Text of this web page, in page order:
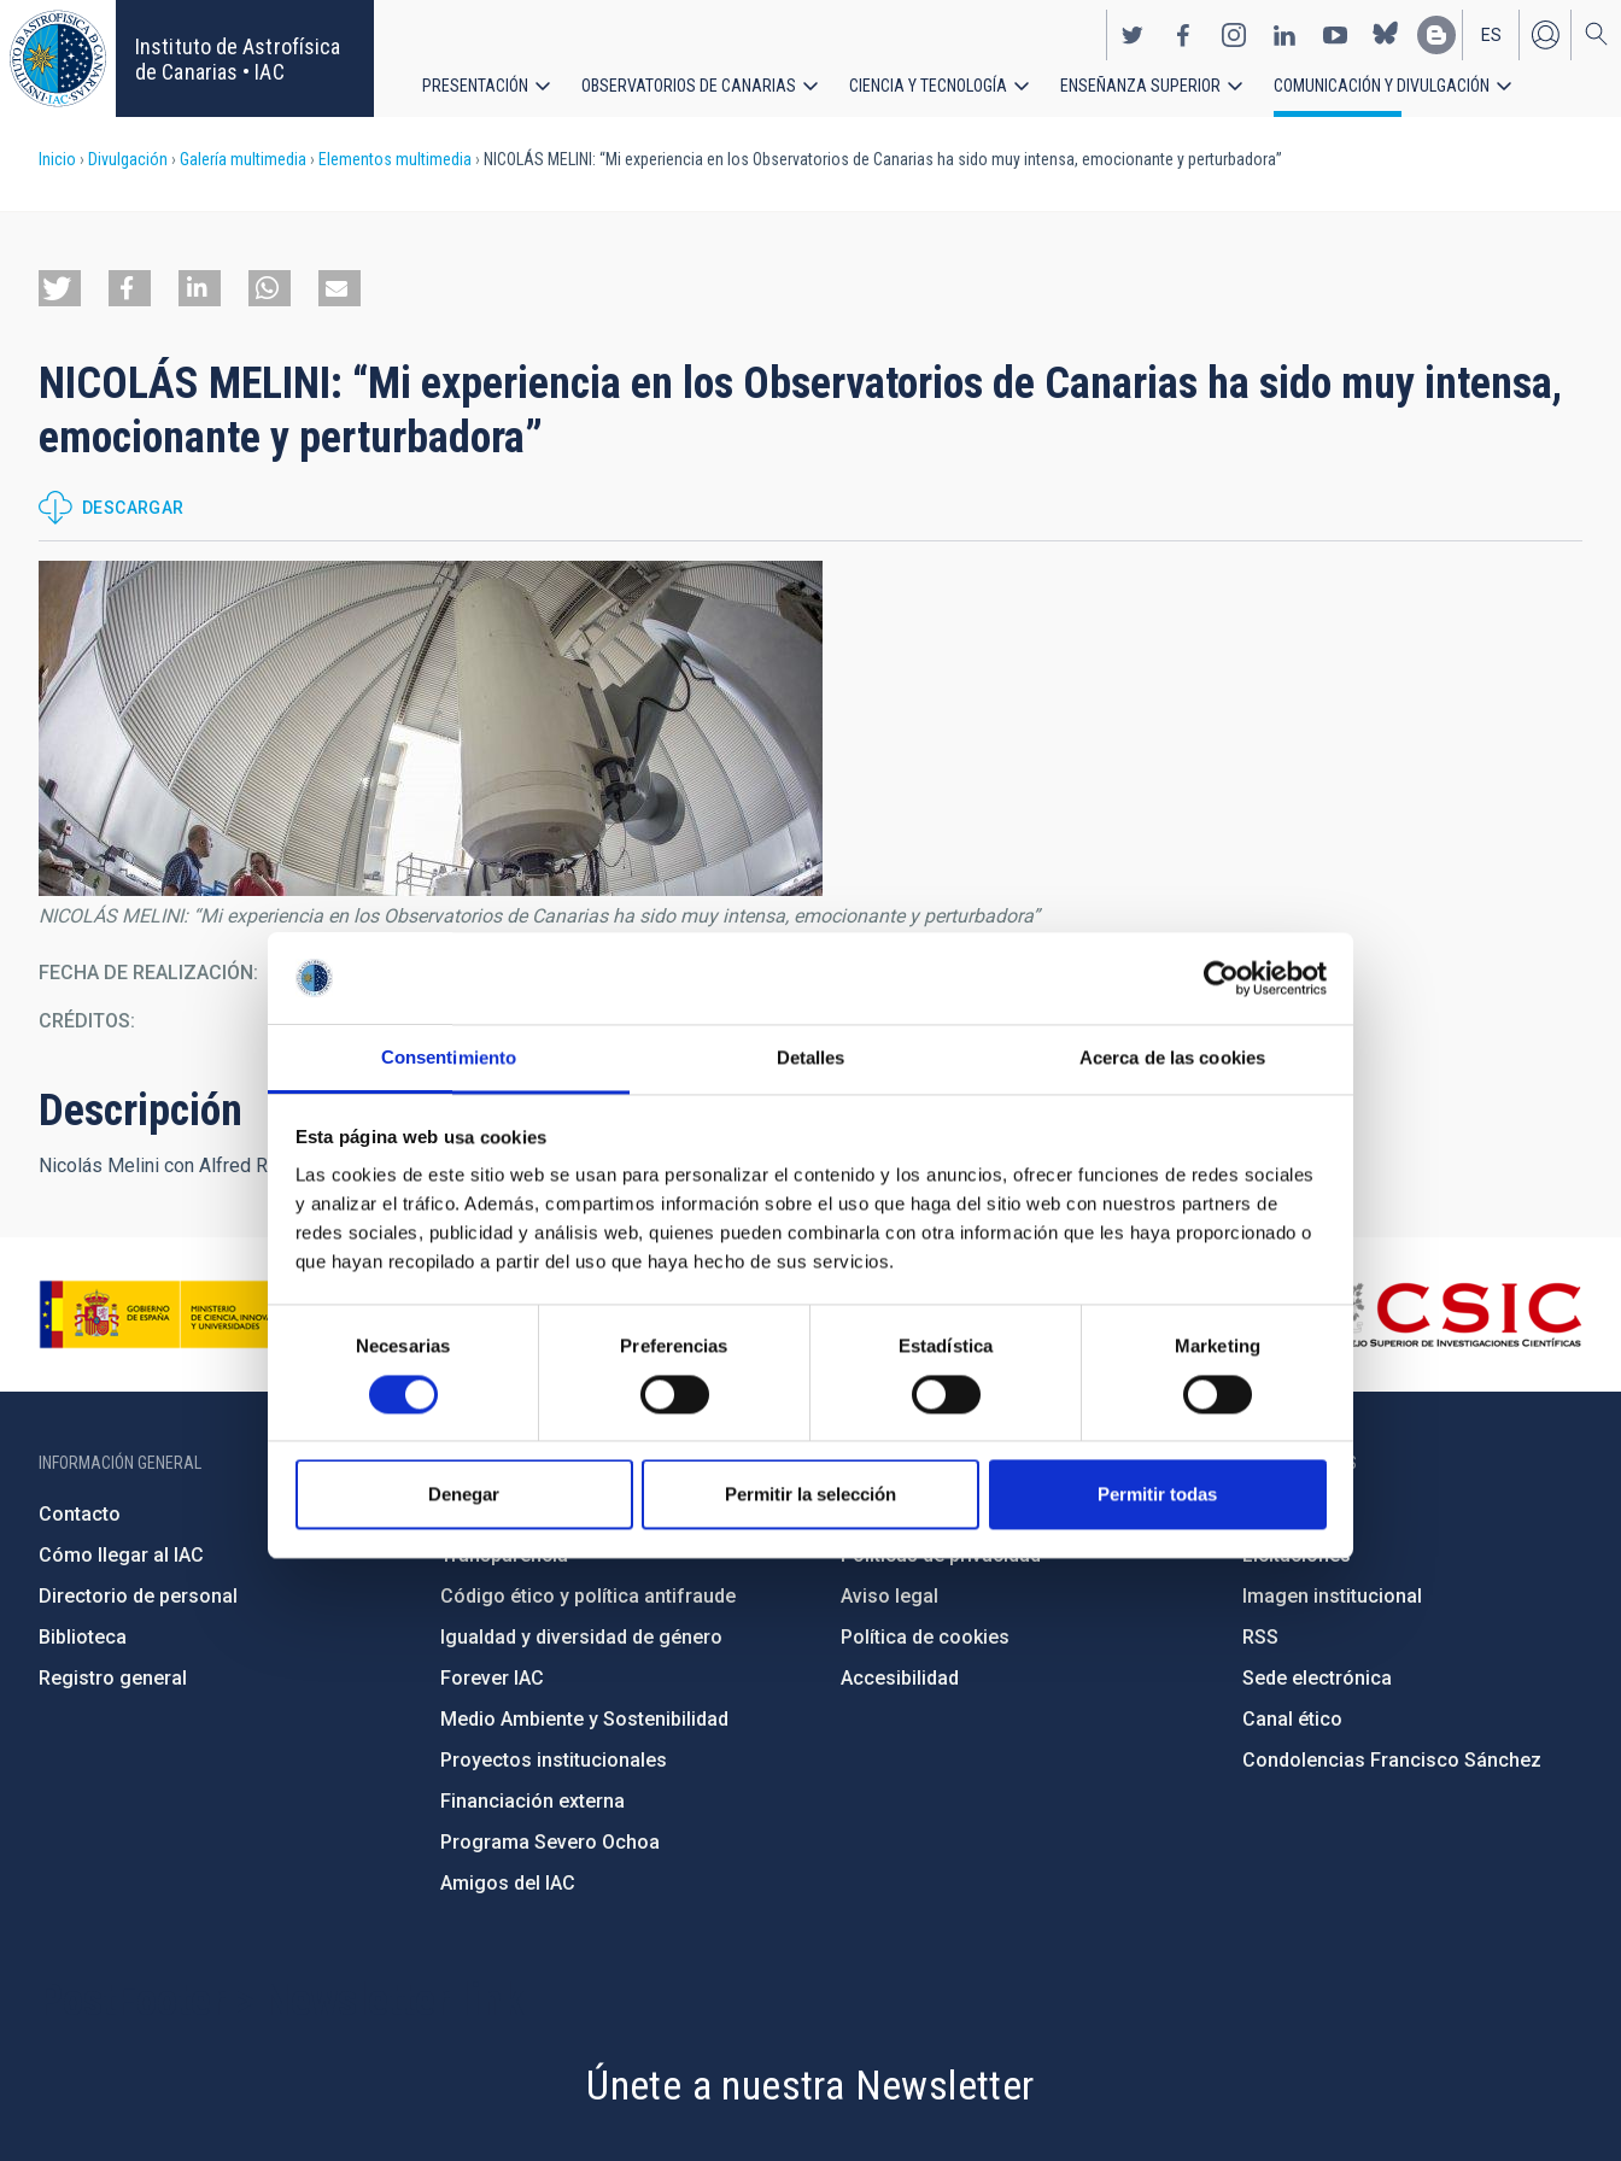
Consentimiento Detalles Acerca de las cookies
Esta página web usa cookies
Las cookies de este sitio web se usan para personalizar el contenido y los anuncios, ofrecer funciones de redes sociales
y analizar el tráfico. Además, compartimos información sobre el uso que haga del sitio web con nuestros partners de
redes sociales, publicidad y análisis web, quienes pueden combinarla con otra información que les haya proporcionado o
que hayan recopilado a partir del uso que haya hecho de sus servicios.
Selección
de
consentimiento
Necesarias Preferencias Estadística Marketing
Denegar Permitir la selección Permitir todas
Pasar
al
contenido
principal
Instituto de Astrofísica
de Canarias • IAC
EN
ES
PRESENTACIÓN OBSERVATORIOS DE CANARIAS CIENCIA Y TECNOLOGÍA ENSEÑANZA SUPERIOR COMUNICACIÓN Y DIVULGACIÓN
Sobrescribir
de
a
la
navegación
Inicio Divulgación Galería multimedia Elementos multimedia NICOLÁS MELINI: “Mi experiencia en los Observatorios de Canarias ha sido muy intensa, emocionante y perturbadora”
NICOLÁS MELINI: “Mi experiencia en los Observatorios de Canarias ha sido muy intensa,
emocionante y perturbadora”
DESCARGAR
NICOLÁS MELINI: “Mi experiencia en los Observatorios de Canarias ha sido muy intensa, emocionante y perturbadora”
FECHA DE REALIZACIÓN
CRÉDITOS Elena Mora
Descripción
Nicolás Melini con Alfred Rosenberg en la Estación Óptica Terrestre (OGS), del Observatorio del Teide. Crédito: Elena Mora (IAC).
INFORMACIÓN GENERAL
Contacto
Cómo llegar al IAC
Directorio de personal
Biblioteca
Registro general
INFORMACIÓN INSTITUCIONAL
Transparencia
Código ético y política antifraude
Igualdad y diversidad de género
Forever IAC
Medio Ambiente y Sostenibilidad
Proyectos institucionales
Financiación externa
Programa Severo Ochoa
Amigos del IAC
PORTAL DEL IAC
Políticas de privacidad
Aviso legal
Política de cookies
Accesibilidad
OTROS ENLACES
Licitaciones
Imagen institucional
RSS
Sede electrónica
Canal ético
Condolencias Francisco Sánchez
Únete a nuestra Newsletter